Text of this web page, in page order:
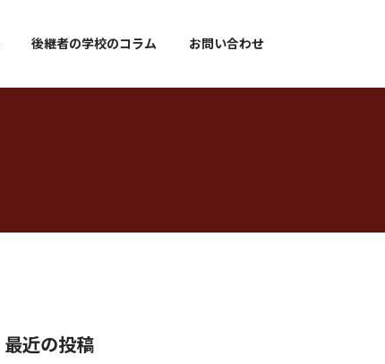
後継者の学校のコラム お問い合わせ
最近の投稿